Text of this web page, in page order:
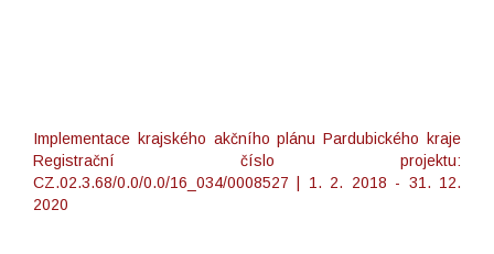
Implementace krajského akčního plánu Pardubického kraje
Registrační číslo projektu:
CZ.02.3.68/0.0/0.0/16_034/0008527 | 1. 2. 2018 - 31. 12.
2020